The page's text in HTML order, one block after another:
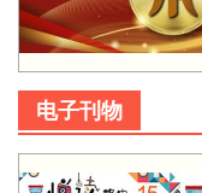
电子刊物